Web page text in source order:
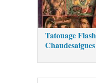
Tatouage